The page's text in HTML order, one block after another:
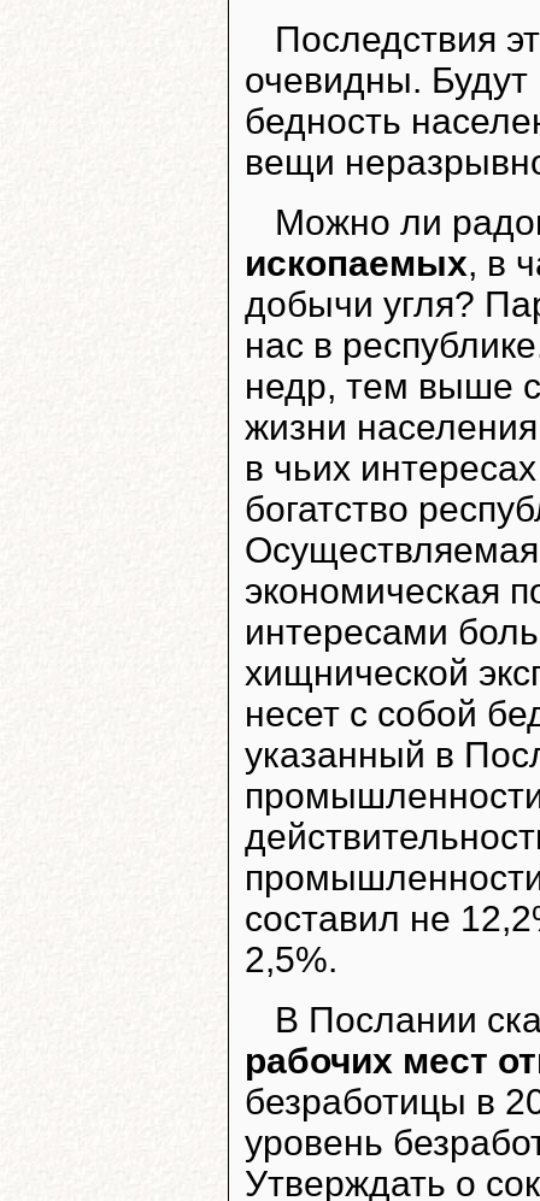
Последствия
очевидны. Будут
бедность
вещи
Можно ли
ископаемых, в
добычи угля?
нас в
недр, тем выше
жизни
в чьих
богатство
экономическая
интересами
хищнической
несет с собой
указанный в
промышленности
составил не
2,5%.
В Послании
рабочих мест
безработицы в
уровень
Утверждать о